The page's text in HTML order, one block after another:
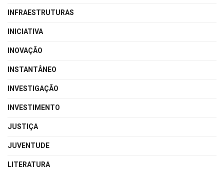
INFRAESTRUTURAS
INICIATIVA
INOVAÇÃO
INSTANTÂNEO
INVESTIGAÇÃO
INVESTIMENTO
JUSTIÇA
JUVENTUDE
LITERATURA